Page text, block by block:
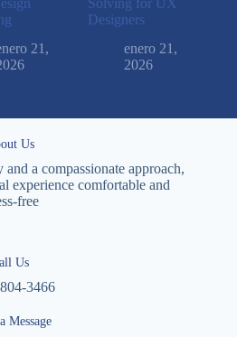
21,
Designers
enero 21,
2026
Us
a compassionate approach,
experience comfortable and
free
Us
3466
Message